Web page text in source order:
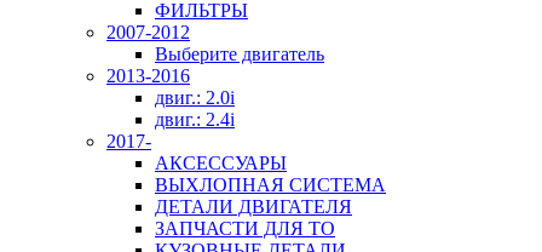
ФИЛЬТРЫ
2007-2012
Выберите двигатель
2013-2016
двиг.: 2.0i
двиг.: 2.4i
2017-
АКСЕССУАРЫ
ВЫХЛОПНАЯ СИСТЕМА
ДЕТАЛИ ДВИГАТЕЛЯ
ЗАПЧАСТИ ДЛЯ ТО